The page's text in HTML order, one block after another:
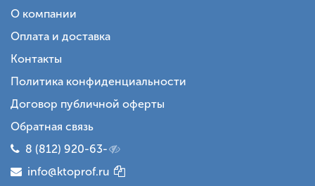
О компании
Оплата и доставка
Контакты
Политика конфиденциальности
Договор публичной оферты
Обратная связь
8 (812) 920-63-
info@ktoprof.ru